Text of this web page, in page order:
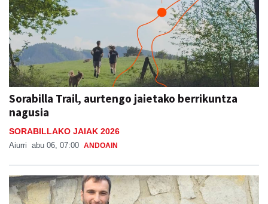
Sorabilla Trail, aurtengo jaietako berrikuntza
nagusia
SORABILLAKO JAIAK 2026
Aiurri abu 06, 07:00 ANDOAIN